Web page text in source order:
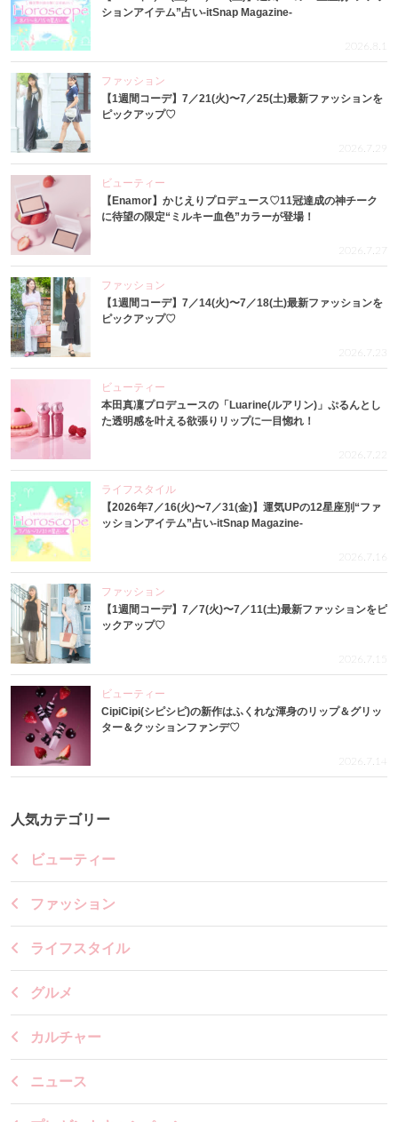
ションアイテム”占い-itSnap Magazine-
2026.8.1
ファッション
【1週間コーデ】7／21(火)〜7／25(土)最新ファッションを
ピックアップ♡
2026.7.29
ビューティー
【Enamor】かじえりプロデュース♡11冠達成の神チーク
に待望の限定“ミルキー血色”カラーが登場！
2026.7.27
ファッション
【1週間コーデ】7／14(火)〜7／18(土)最新ファッションを
ピックアップ♡
2026.7.23
ビューティー
本田真凜プロデュースの「Luarine(ルアリン)」ぷるんとし
た透明感を叶える欲張りリップに一目惚れ！
2026.7.22
ライフスタイル
【2026年7／16(火)〜7／31(金)】運気UPの12星座別“ファ
ッションアイテム”占い-itSnap Magazine-
2026.7.16
ファッション
【1週間コーデ】7／7(火)〜7／11(土)最新ファッションをピ
ックアップ♡
2026.7.15
ビューティー
CipiCipi(シピシピ)の新作はふくれな渾身のリップ＆グリッ
ター＆クッションファンデ♡
2026.7.14
人気カテゴリー
ビューティー
ファッション
ライフスタイル
グルメ
カルチャー
ニュース